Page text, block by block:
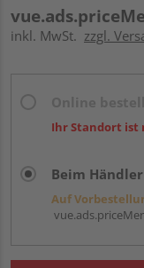
inkl. MwSt. zzgl.
Ihr Standort ist
Beim
Auf